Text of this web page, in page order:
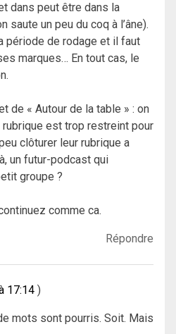
dans peut être dans la
saute un peu du coq à l’âne).
période de rodage et il faut
marques… En tout cas, le
de « Autour de la table » : on
est trop restreint pour
clôturer leur rubrique a
un futur-podcast qui
groupe ?
comme ca.
Répondre
17:14
mots sont pourris. Soit. Mais